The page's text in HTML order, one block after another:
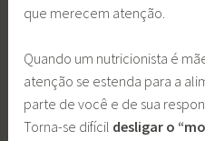
que merecem atenção.
Quando um nutricionista é
atenção se estenda para a
parte de você e de sua
Torna-se difícil desligar o